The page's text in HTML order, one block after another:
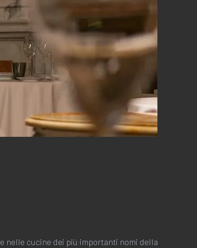
nelle cucine dei più importanti nomi della